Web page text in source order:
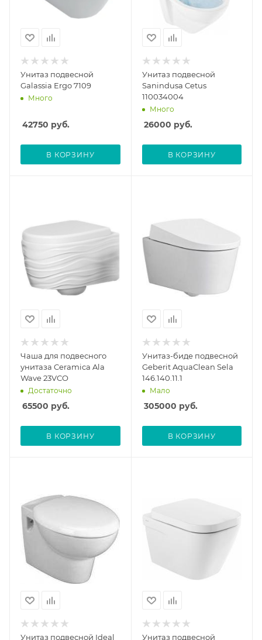
Унитаз подвесной
Galassia Ergo 7109
Много
42750 руб.
В КОРЗИНУ
Унитаз подвесной
Sanindusa Cetus
110034004
Много
26000 руб.
В КОРЗИНУ
Чаша для подвесного
унитаза Ceramica Ala
Wave 23VCO
Достаточно
65500 руб.
В КОРЗИНУ
Унитаз-биде подвесной
Geberit AquaClean Sela
146.140.11.1
Мало
305000 руб.
В КОРЗИНУ
Унитаз подвесной Ideal Унитаз подвесной